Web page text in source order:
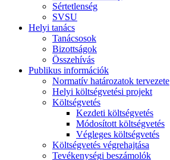
Sértetlenség
SVSU
Helyi tanács
Tanácsosok
Bizottságok
Összehívás
Publikus információk
Normatív határozatok tervezete
Helyi költségvetési projekt
Költségvetés
Kezdeti költségvetés
Módosított költségvetés
Végleges költségvetés
Költségvetés végrehajtása
Tevékenységi beszámolók